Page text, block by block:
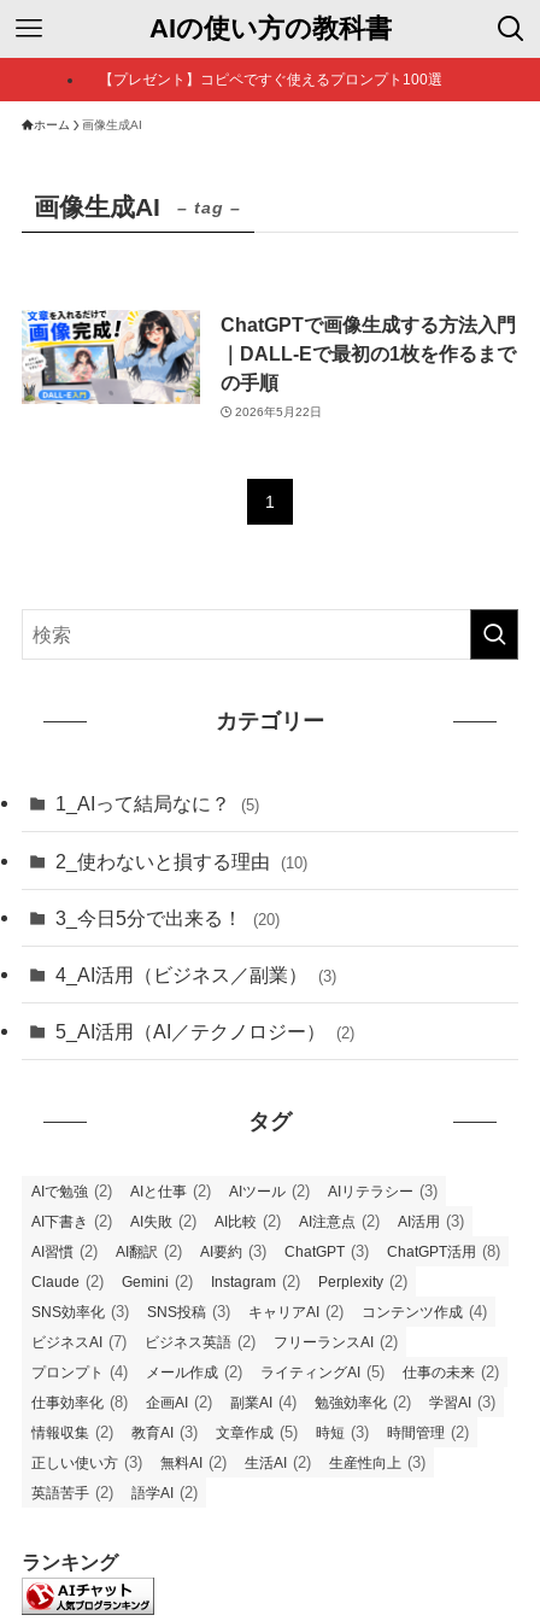
AIの使い方の教科書
【プレゼント】コピペですぐ使えるプロンプト100選
ホーム 画像生成AI
画像生成AI – tag –
ChatGPTで画像生成する方法入門
｜DALL-Eで最初の1枚を作るまで
の手順
2026年5月22日
1
カテゴリー
1_AIって結局なに？ (5)
2_使わないと損する理由 (10)
3_今日5分で出来る！ (20)
4_AI活用（ビジネス／副業） (3)
5_AI活用（AI／テクノロジー） (2)
タグ
AIで勉強 (2) AIと仕事 (2) AIツール (2) AIリテラシー (3)
AI下書き (2) AI失敗 (2) AI比較 (2) AI注意点 (2) AI活用 (3)
AI習慣 (2) AI翻訳 (2) AI要約 (3) ChatGPT (3) ChatGPT活用 (8)
Claude (2) Gemini (2) Instagram (2) Perplexity (2)
SNS効率化 (3) SNS投稿 (3) キャリアAI (2) コンテンツ作成 (4)
ビジネスAI (7) ビジネス英語 (2) フリーランスAI (2)
プロンプト (4) メール作成 (2) ライティングAI (5) 仕事の未来 (2)
仕事効率化 (8) 企画AI (2) 副業AI (4) 勉強効率化 (2) 学習AI (3)
情報収集 (2) 教育AI (3) 文章作成 (5) 時短 (3) 時間管理 (2)
正しい使い方 (3) 無料AI (2) 生活AI (2) 生産性向上 (3)
英語苦手 (2) 語学AI (2)
ランキング